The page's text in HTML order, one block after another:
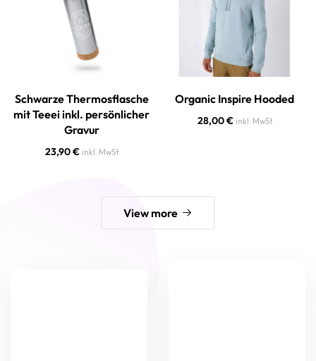
Schwarze Thermosflasche
mit Teeei inkl. persönlicher
Gravur
23,90€ inkl. MwSt
Organic Inspire Hooded
28,00€ inkl. MwSt
View more